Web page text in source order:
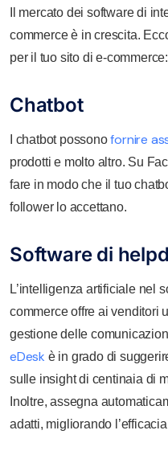
Il mercato dei software di
commerce è in crescita.
per il tuo sito di e-commerce:
Chatbot
I chatbot possonofornire
prodotti e molto altro. Su
fare in modo che il tuo
follower lo accettano.
Software di
L’intelligenza artificiale nel
commerce offre ai venditori
gestione delle
eDesk è in grado di
sulle insight di centinaia di
Inoltre, assegna
adatti, migliorando